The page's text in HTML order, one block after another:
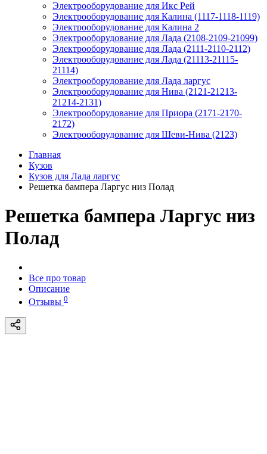
Электрооборудование для Икс Рей
Электрооборудование для Калина (1117-1118-1119)
Электрооборудование для Калина 2
Электрооборудование для Лада (2108-2109-21099)
Электрооборудование для Лада (2111-2110-2112)
Электрооборудование для Лада (21113-21115-
21114)
Электрооборудование для Лада ларгус
Электрооборудование для Нива (2121-21213-
21214-2131)
Электрооборудование для Приора (2171-2170-
2172)
Электрооборудование для Шеви-Нива (2123)
Главная
Кузов
Кузов для Лада ларгус
Решетка бампера Ларгус низ Полад
Решетка бампера Ларгус низ
Полад
Все про товар
Описание
Отзывы 0